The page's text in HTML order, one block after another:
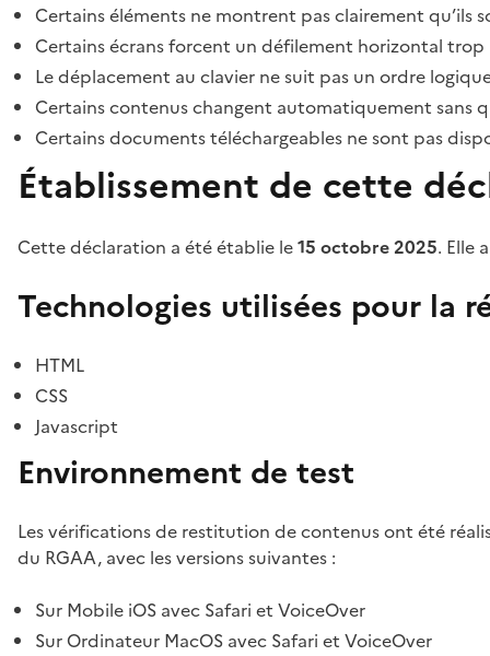
Certains éléments ne montrent pas clairement qu’ils
Certains écrans forcent un défilement horizontal
Le déplacement au clavier ne suit pas un ordre
Certains contenus changent automatiquement sans
Certains documents téléchargeables ne sont pas
Établissement de cette
Cette déclaration a été établie le15 octobre 2025. Elle
Technologies utilisées pour la
HTML
CSS
Javascript
Environnement de test
Les vérifications de restitution de contenus ont été
du RGAA, avec les versions suivantes :
Sur Mobile iOS avec Safari et VoiceOver
Sur Ordinateur MacOS avec Safari et VoiceOver